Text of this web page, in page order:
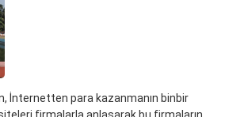
İnternetten para kazanmanın binbir